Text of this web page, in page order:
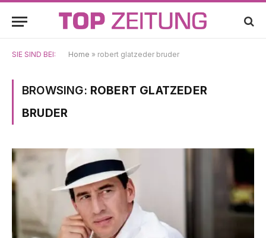
SIE SIND BEI: Home » robert glatzeder bruder
BROWSING: ROBERT GLATZEDER
BRUDER